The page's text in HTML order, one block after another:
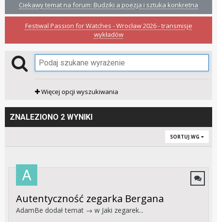
Ciekawy temat na forum: Budziki a poezja i sztuka konkretna
Festiwal Passion for Watches - Wrocław 2026 - transmisje
wykładów
Więcej opcji wyszukiwania
ZNALEZIONO 2 WYNIKI
SORTUJ WG
Autentyczność zegarka Bergana
AdamBe dodał temat → w Jaki zegarek...